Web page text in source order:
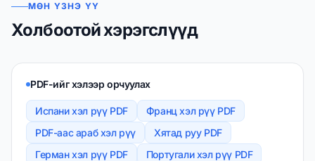
МӨН ҮЗНЭ ҮҮ
Холбоотой хэрэгслүүд
PDF-ийг хэлээр орчуулах
Испани хэл рүү PDF
Франц хэл рүү PDF
PDF-аас араб хэл рүү
Хятад руу PDF
Герман хэл рүү PDF
Португали хэл рүү PDF